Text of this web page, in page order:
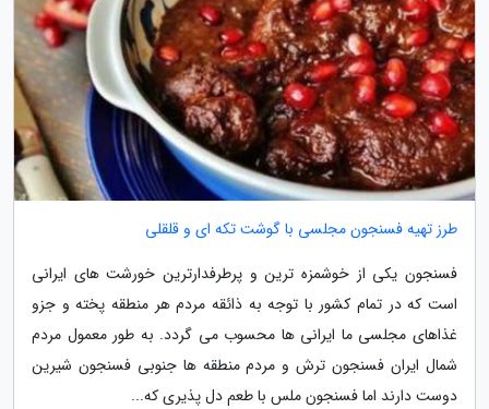
طرز تهیه فسنجون مجلسی با گوشت تکه ای و قلقلی
فسنجون یکی از خوشمزه ترین و پرطرفدارترین خورشت های ایرانی
است که در تمام کشور با توجه به ذائقه مردم هر منطقه پخته و جزو
غذاهای مجلسی ما ایرانی ها محسوب می گردد. به طور معمول مردم
شمال ایران فسنجون ترش و مردم منطقه ها جنوبی فسنجون شیرین
دوست دارند اما فسنجون ملس با طعم دل پذیری که...